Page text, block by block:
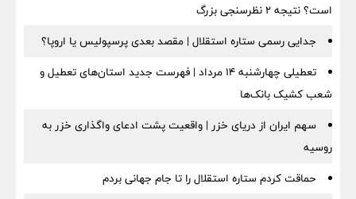
است؟ نتیجه ۲ نظرسنجی بزرگ
جدایی رسمی ستاره استقلال | مقصد بعدی پرسپولیس یا اروپا؟
تعطیلی چهارشنبه ۱۴ مرداد | فهرست جدید استان‌های تعطیل و
شعب کشیک بانک‌ها
سهم ایران از دریای خزر | واقعیت پشت ادعای واگذاری خزر به
روسیه
حماقت کردم ستاره استقلال را تا جام جهانی بردم